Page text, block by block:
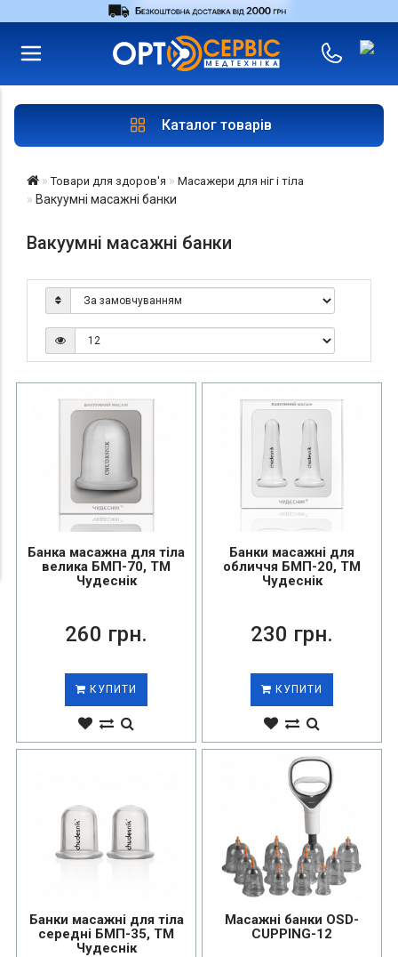
Магазини
UA Увійти
Каталог товарів
Товари для здоров'я Масажери для ніг і тіла
Вакуумні масажні банки
Вакуумні масажні банки
Банка масажна для тіла
велика БМП-70, ТМ
Чудеснік
260 грн.
КУПИТИ
Банки масажні для
обличчя БМП-20, ТМ
Чудеснік
230 грн.
КУПИТИ
Банки масажні для тіла
середні БМП-35, ТМ
Чудеснік
Масажні банки OSD-
CUPPING-12